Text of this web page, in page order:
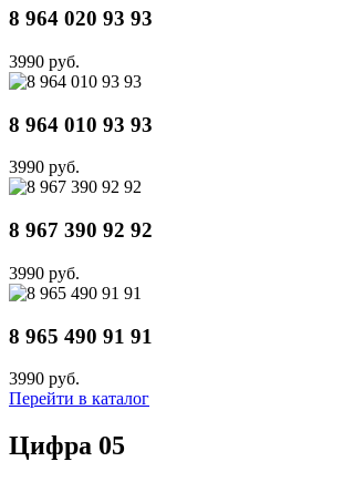
8 964 020 93 93
3990 руб.
8 964 010 93 93
3990 руб.
8 967 390 92 92
3990 руб.
8 965 490 91 91
3990 руб.
Перейти в каталог
Цифра 05